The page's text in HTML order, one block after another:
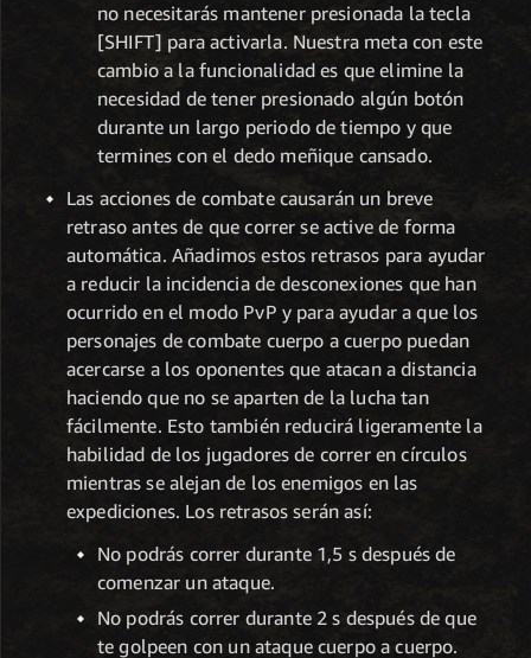
no necesitarás mantener presionada la tecla
[SHIFT] para activarla. Nuestra meta con este
cambio a la funcionalidad es que elimine la
necesidad de tener presionado algún botón
durante un largo periodo de tiempo y que
termines con el dedo meñique cansado.
Las acciones de combate causarán un breve
retraso antes de que correr se active de forma
automática. Añadimos estos retrasos para ayudar
a reducir la incidencia de desconexiones que han
ocurrido en el modo PvP y para ayudar a que los
personajes de combate cuerpo a cuerpo puedan
acercarse a los oponentes que atacan a distancia
haciendo que no se aparten de la lucha tan
fácilmente. Esto también reducirá ligeramente la
habilidad de los jugadores de correr en círculos
mientras se alejan de los enemigos en las
expediciones. Los retrasos serán así:
No podrás correr durante 1,5 s después de
comenzar un ataque.
No podrás correr durante 2 s después de que
te golpeen con un ataque cuerpo a cuerpo.